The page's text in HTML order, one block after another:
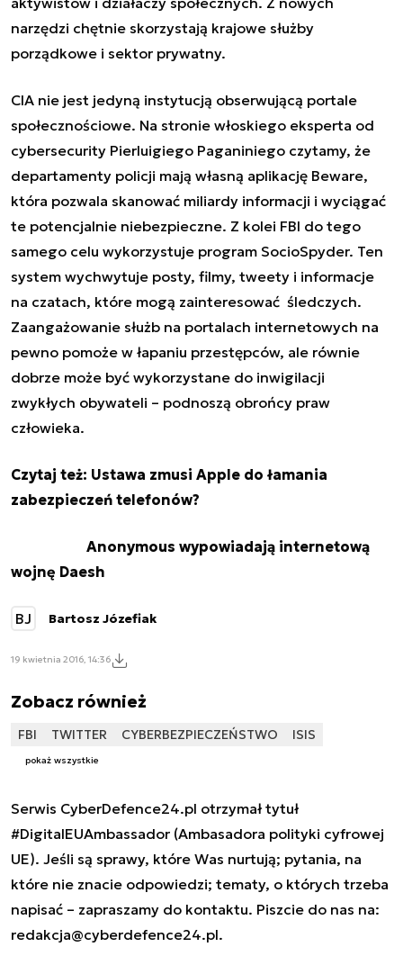
narzędzi chętnie skorzystają krajowe służby
porządkowe i sektor prywatny.
CIA nie jest jedyną instytucją obserwującą portale
społecznościowe. Na stronie włoskiego eksperta od
cybersecurity Pierluigiego Paganiniego czytamy, że
departamenty policji mają własną aplikację Beware,
która pozwala skanować miliardy informacji i wyciągać
te potencjalnie niebezpieczne. Z kolei FBI do tego
samego celu wykorzystuje program SocioSpyder. Ten
system wychwytuje posty, filmy, tweety i informacje
na czatach, które mogą zainteresować śledczych.
Zaangażowanie służb na portalach internetowych na
pewno pomoże w łapaniu przestępców, ale równie
dobrze może być wykorzystane do inwigilacji
zwykłych obywateli – podnoszą obrońcy praw
człowieka.
Czytaj też: Ustawa zmusi Apple do łamania
zabezpieczeń telefonów?
Anonymous wypowiadają internetową
wojnę Daesh
BJ Bartosz Józefiak
19 kwietnia 2016, 14:36
Zobacz również
FBI TWITTER CYBERBEZPIECZEŃSTWO ISIS
pokaż wszystkie
Serwis CyberDefence24.pl otrzymał tytuł
#DigitalEUAmbassador (Ambasadora polityki cyfrowej
UE). Jeśli są sprawy, które Was nurtują; pytania, na
które nie znacie odpowiedzi; tematy, o których trzeba
napisać – zapraszamy do kontaktu. Piszcie do nas na:
redakcja@cyberdefence24.pl.